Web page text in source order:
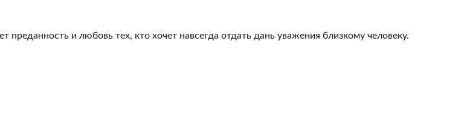
и любовь тех, кто хочет навсегда отдать дань уважения близкому человеку.